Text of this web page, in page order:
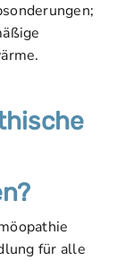
für alle